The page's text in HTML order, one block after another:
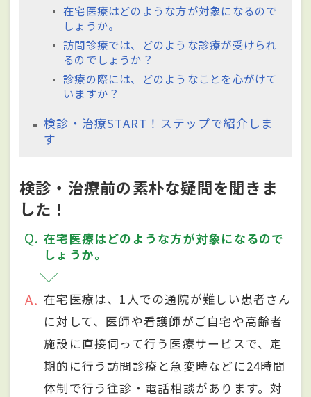
在宅医療はどのような方が対象になるので
しょうか。
訪問診療では、どのような診療が受けられ
るのでしょうか？
診療の際には、どのようなことを心がけて
いますか？
検診・治療START！ステップで紹介しま
す
検診・治療前の素朴な疑問を聞きま
した！
Q
在宅医療はどのような方が対象になるので
しょうか。
A
在宅医療は、1人での通院が難しい患者さん
に対して、医師や看護師がご自宅や高齢者
施設に直接伺って行う医療サービスで、定
期的に行う訪問診療と急変時などに24時間
体制で行う往診・電話相談があります。対